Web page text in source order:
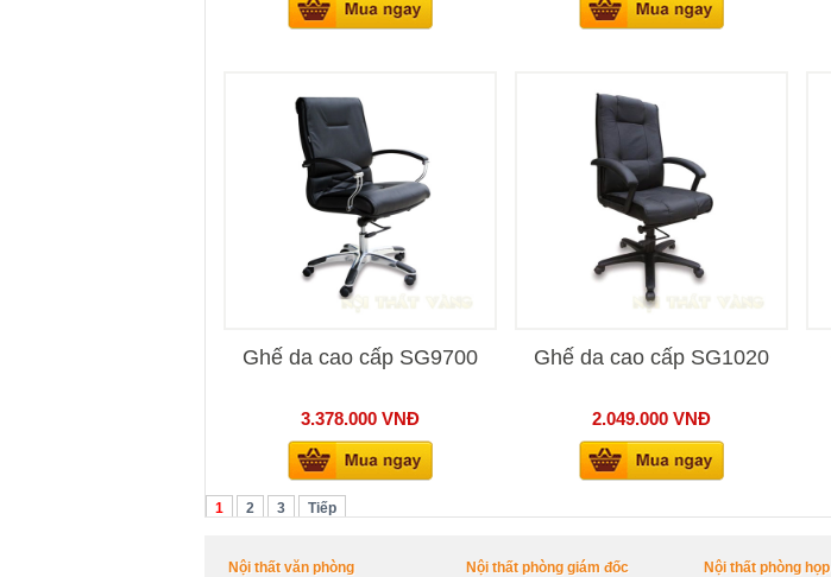
Ghế da cao cấp SG9700
3.378.000 VNĐ
Ghế da cao cấp SG1020
2.049.000 VNĐ
1 2 3 Tiếp
Nội thất văn phòng Nội thất phòng giám đốc Nội thất phòng họp